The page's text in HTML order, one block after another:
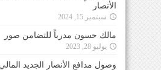
الأنصار
سبتمبر 15, 2024
مالك حسون مدرباً للتضامن صور
يوليو 28, 2023
وصول مدافع الأنصار الجديد